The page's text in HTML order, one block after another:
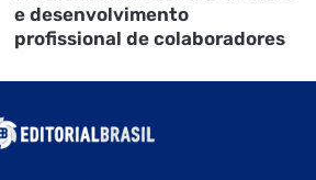
e desenvolvimento
profissional de colaboradores